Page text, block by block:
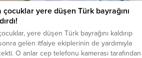
çocuklar yere düşen Türk bayrağını
yere düşen Türk bayrağını kaldırıp
gelen itfaiye ekiplerinin de yardımıyla
O anlar cep telefonu kamerası tarafından